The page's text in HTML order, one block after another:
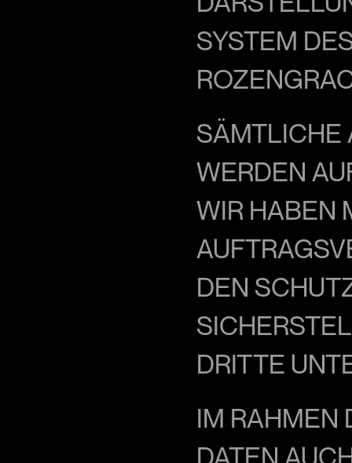
SYSTEM
SÄMTLICHE
WERDEN
WIR HABEN
DEN
DRITTE
IM RAHMEN
DATEN